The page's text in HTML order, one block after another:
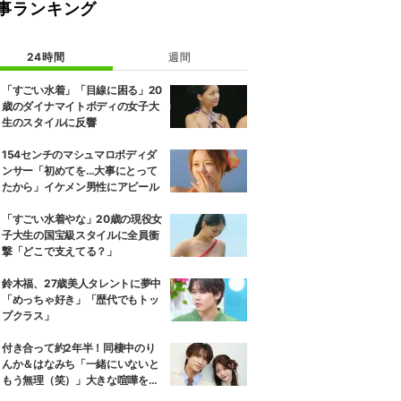
ランキング
24時間 週間
「すごい水着」「目線に困る」20
歳のダイナマイトボディの女子大
生のスタイルに反響
154センチのマシュマロボディダ
ンサー「初めてを…大事にとって
たから」イケメン男性にアピール
「すごい水着やな」20歳の現役女
子大生の国宝級スタイルに全員衝
撃「どこで支えてる？」
鈴木福、27歳美人タレントに夢中
「めっちゃ好き」「歴代でもトッ
プクラス」
付き合って約2年半！同棲中のり
んか＆はなみち「一緒にいないと
もう無理（笑）」大きな喧嘩を経